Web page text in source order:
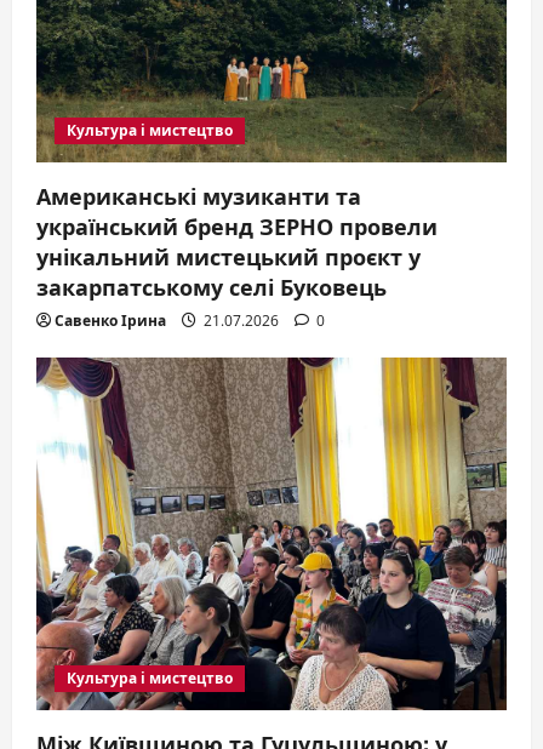
n
Культура і мистецтво
Американські музиканти та
український бренд ЗЕРНО провели
унікальний мистецький проєкт у
закарпатському селі Буковець
Савенко Ірина 21.07.2026 0
Культура і мистецтво
Між Київщиною та Гуцульщиною: у